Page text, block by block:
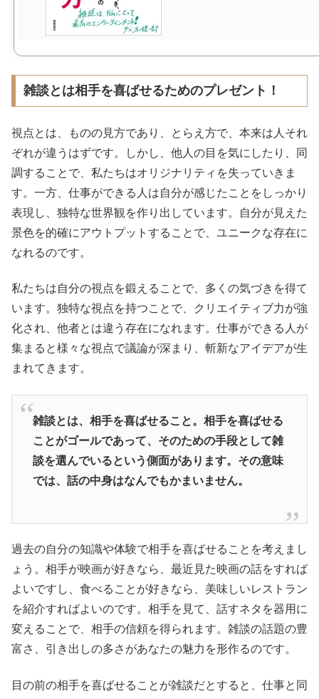
雑談とは相手を喜ばせるためのプレゼント！
視点とは、ものの見方であり、とらえ方で、本来は人それ
ぞれが違うはずです。しかし、他人の目を気にしたり、同
調することで、私たちはオリジナリティを失っていきま
す。一方、仕事ができる人は自分が感じたことをしっかり
表現し、独特な世界観を作り出しています。自分が見えた
景色を的確にアウトプットすることで、ユニークな存在に
なれるのです。
私たちは自分の視点を鍛えることで、多くの気づきを得て
います。独特な視点を持つことで、クリエイティブ力が強
化され、他者とは違う存在になれます。仕事ができる人が
集まると様々な視点で議論が深まり、斬新なアイデアが生
まれてきます。
雑談とは、相手を喜ばせること。 相手を喜ばせる
ことがゴールであって、 そのための手段として雑
談を選んでいるという側面があります。 その意味
では、話の中身はなんでもかまいません。
過去の自分の知識や体験で相手を喜ばせることを考えまし
ょう。相手が映画が好きなら、最近見た映画の話をすれば
よいですし、食べることが好きなら、美味しいレストラン
を紹介すればよいのです。相手を見て、話すネタを器用に
変えることで、相手の信頼を得られます。雑談の話題の豊
富さ、引き出しの多さがあなたの魅力を形作るのです。
目の前の相手を喜ばせることが雑談だとすると、仕事と同